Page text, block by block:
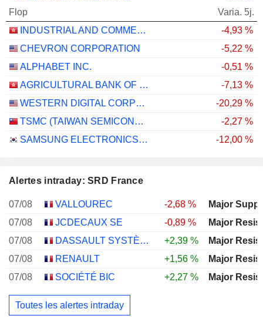
Flop
Varia. 5j.
INDUSTRIAL AND COMMERCIAL BANK OF CHINA LIMITED
-4,93 %
CHEVRON CORPORATION
-5,22 %
ALPHABET INC.
-0,51 %
AGRICULTURAL BANK OF CHINA LIMITED
-7,13 %
WESTERN DIGITAL CORPORATION
-20,29 %
TSMC (TAIWAN SEMICONDUCTOR MANUFACTURING COMPANY)
-2,27 %
SAMSUNG ELECTRONICS CO., LTD.
-12,00 %
Alertes intraday: SRD France
07/08 VALLOUREC -2,68 %
Major
07/08
JCDECAUX SE -0,89 %
Major
07/08
DASSAULT SYSTÈMES SE +2,39 %
Major
07/08
RENAULT +1,56 %
Major
07/08
SOCIÉTÉ BIC +2,27 % Major
Toutes les alertes intraday